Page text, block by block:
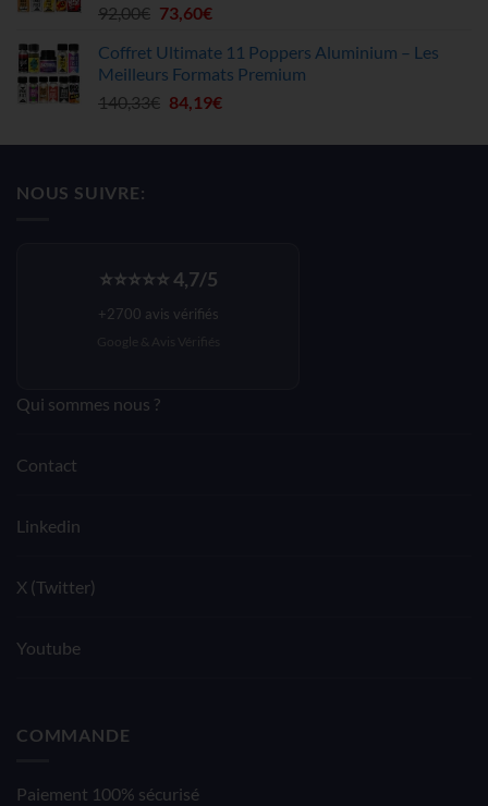
78,00€.62,40€.
92,00€ Le
initial
était :
92,00€.
73,60€Le
actuel
est :
73,60€.
Coffret Ultimate 11 Poppers Aluminium – Les
Meilleurs Formats Premium
140,33€ Le
initial
84,19€Le
actuel
NOUS SUIVRE:
⭐⭐⭐⭐⭐ 4,7/5
+2700 avis vérifiés
Qui sommes nous ?
Contact
Linkedin
X (Twitter)
Youtube
COMMANDE
Paiement 100% sécurisé